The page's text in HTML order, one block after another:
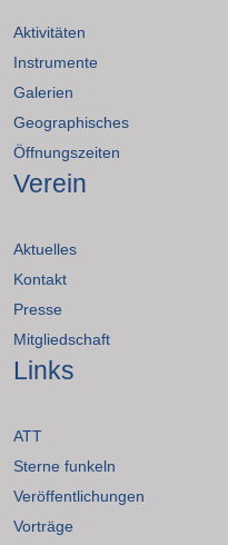
Aktivitäten
Instrumente
Galerien
Geographisches
Öffnungszeiten
Verein
Aktuelles
Kontakt
Presse
Mitgliedschaft
Links
ATT
Sterne funkeln
Veröffentlichungen
Vorträge